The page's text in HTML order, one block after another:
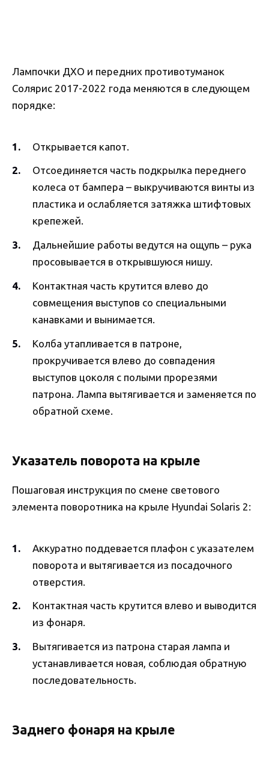
Лампочки ДХО и передних противотуманок
Солярис 2017-2022 года меняются в следующем
порядке:
Открывается капот.
Отсоединяется часть подкрылка переднего
колеса от бампера – выкручиваются винты из
пластика и ослабляется затяжка штифтовых
крепежей.
Дальнейшие работы ведутся на ощупь – рука
просовывается в открывшуюся нишу.
Контактная часть крутится влево до
совмещения выступов со специальными
канавками и вынимается.
Колба утапливается в патроне,
прокручивается влево до совпадения
выступов цоколя с полыми прорезями
патрона. Лампа вытягивается и заменяется по
обратной схеме.
Указатель поворота на крыле
Пошаговая инструкция по смене светового
элемента поворотника на крыле Hyundai Solaris 2:
Аккуратно поддевается плафон с указателем
поворота и вытягивается из посадочного
отверстия.
Контактная часть крутится влево и выводится
из фонаря.
Вытягивается из патрона старая лампа и
устанавливается новая, соблюдая обратную
последовательность.
Заднего фонаря на крыле